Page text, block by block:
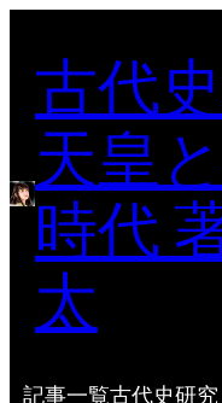
ッ
古代
天皇
時代
太
記事一覧古代史研究